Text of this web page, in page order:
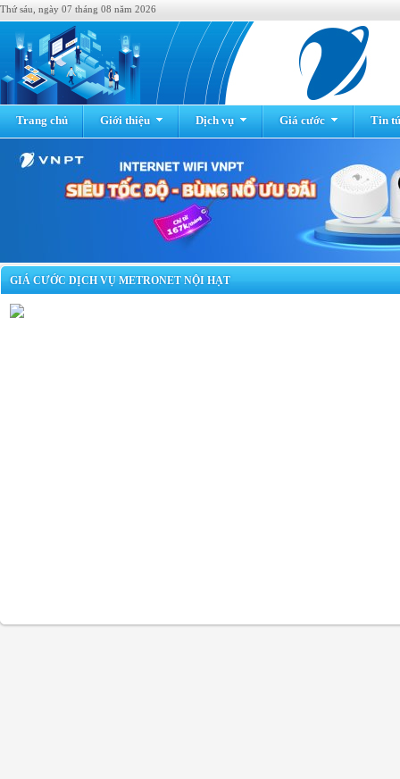
Thứ sáu, ngày 07 tháng 08 năm 2026
Trang chủ Giới thiệu Dịch vụ Giá cước Tin
GIÁ CƯỚC DỊCH VỤ METRONET NỘI HẠT